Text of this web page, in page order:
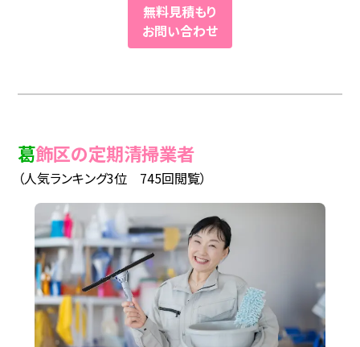
無料見積もり
お問い合わせ
葛飾区の定期清掃業者
（人気ランキング3位 745回閲覧）